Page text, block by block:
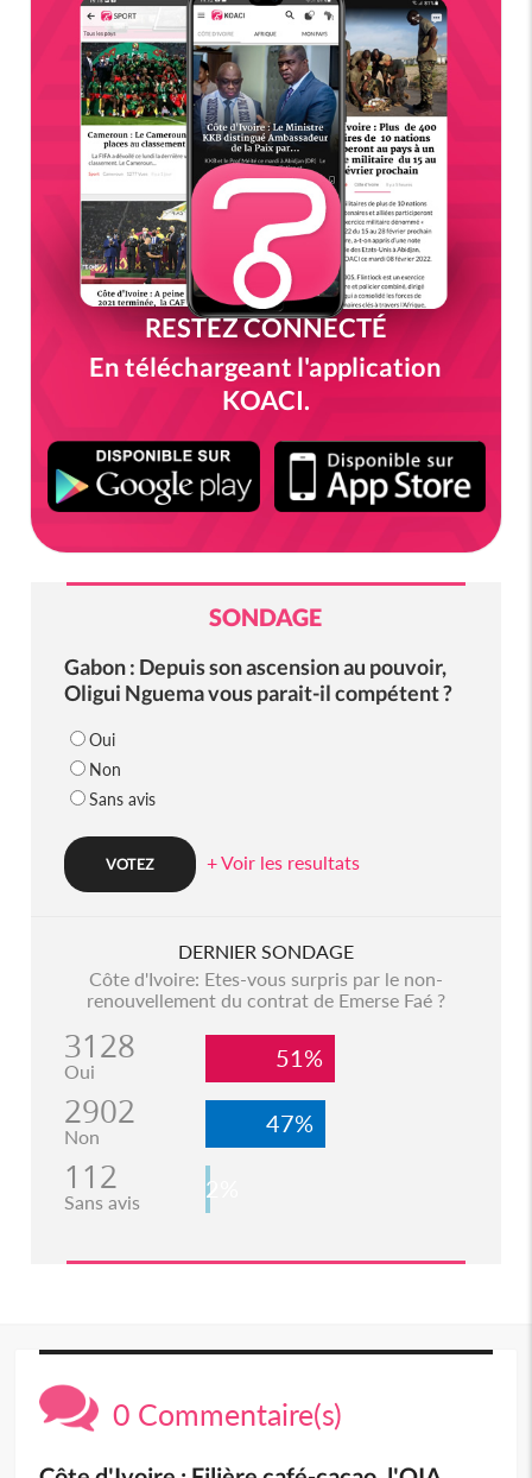
RESTEZ CONNECTÉ
En téléchargeant l'application
KOACI.
SONDAGE
Gabon : Depuis son ascension au pouvoir,
Oligui Nguema vous parait-il compétent ?
Oui
Non
Sans avis
+ Voir les resultats
DERNIER SONDAGE
Côte d'Ivoire: Etes-vous surpris par le non-
renouvellement du contrat de Emerse Faé ?
3128
Oui 51%
2902
Non 47%
112
Sans avis 2%
0 Commentaire(s)